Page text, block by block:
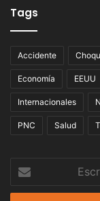
Tags
Accidente
Economía EEUU
Internacionales
PNC Salud
correo